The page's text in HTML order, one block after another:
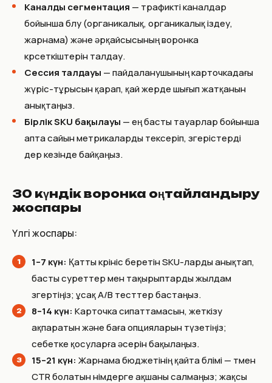
Каналды сегментация — трафикті каналдар
бойынша бөлу (органикалық, органикалық іздеу,
жарнама) және әрқайсысының воронка
көрсеткіштерін талдау.
Сессия талдауы — пайдаланушының карточкадағы
жүріс-тұрысын қарап, қай жерде шығып жатқанын
анықтаңыз.
Бірлік SKU бақылауы — ең басты тауарлар бойынша
апта сайын метрикаларды тексеріп, өзгерістерді
дер кезінде байқаңыз.
30 күндік воронка оңтайландыру
жоспары
Үлгі жоспары:
1–7 күн: Қатты көрініс беретін SKU-ларды анықтап,
басты суреттер мен тақырыптарды жылдам
өзгертіңіз; ұсақ A/B тесттер бастаңыз.
8–14 күн: Карточка сипаттамасын, жеткізу
ақпаратын және баға опцияларын түзетіңіз;
себетке қосуларға әсерін бақылаңыз.
15–21 күн: Жарнама бюджетінің қайта бөлімі — төмен
CTR болатын өнімдерге ақшаны салмаңыз; жақсы